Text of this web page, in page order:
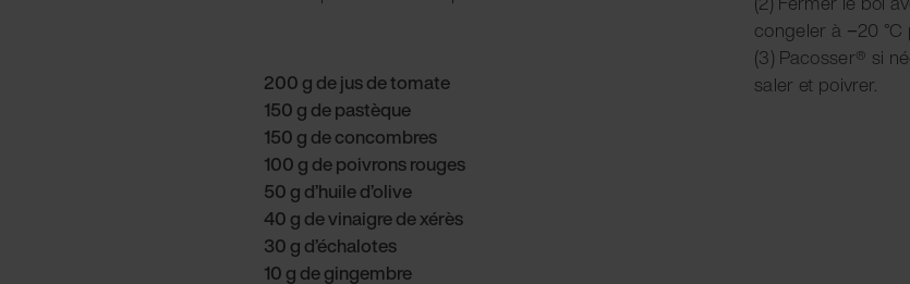
200 g de jus de tomate
150 g de pastèque
150 g de concombres
100 g de poivrons rouges
50 g d’huile d’olive
40 g de vinaigre de xérès
30 g d’échalotes
10 g de gingembre
congeler à −20
(3) Pacosser® si
saler et poivrer.